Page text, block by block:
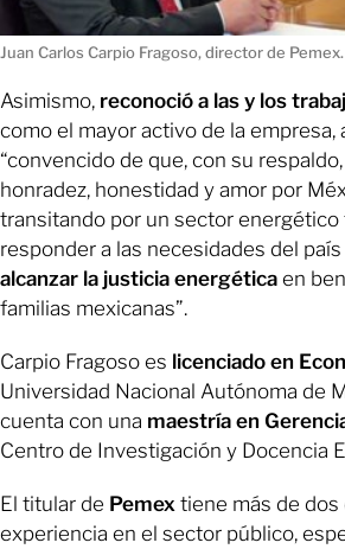
Juan Carlos Carpio Fragoso, director de Pemex.
Asimismo, reconoció a las y los
como el mayor activo de la empresa,
“convencido de que, con su
honradez, honestidad y amor por
transitando por un sector energético
responder a las necesidades del
alcanzar la justicia energética en
familias mexicanas”.
Carpio Fragoso es licenciado en
Universidad Nacional Autónoma de
cuenta con una maestría en
Centro de Investigación y Docencia
El titular de Pemex tiene más de dos
experiencia en el sector público,